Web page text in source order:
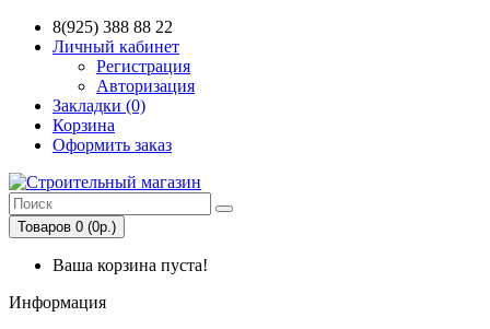
8(925) 388 88 22
Личный кабинет
Регистрация
Авторизация
Закладки (0)
Корзина
Оформить заказ
Товаров 0 (0р.)
Ваша корзина пуста!
Информация